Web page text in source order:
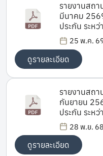
รายงานสถ
มีนาคม
ประกัน ระห
มีนาคม
25 พ.ค.
ดูรายละเอียด
รายงานสถ
กันยายน
ประกัน ระห
กันยายน
28 พ.ย. 68
ดูรายละเอียด